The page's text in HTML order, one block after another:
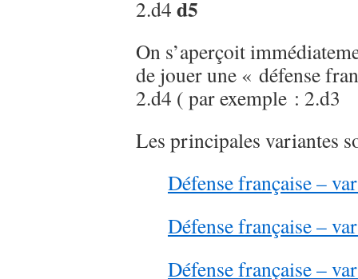
2.d4 d5
On s’aperçoit
de jouer une « défense
2.d4 ( par exemple :
Les principales variantes
Défense française –
Défense française –
Défense française –